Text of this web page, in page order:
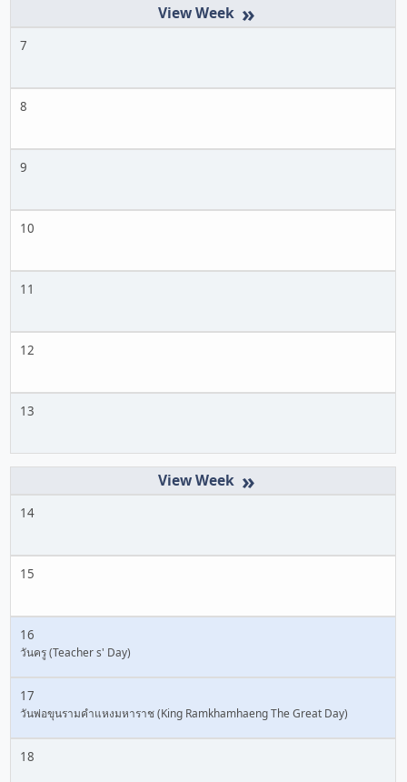
»
7
8
9
10
11
12
13
»
14
15
16
วันครู (Teacher s' Day)
17
วันพ่อขุนรามคำแหงมหาราช (King Ramkhamhaeng The Great Day)
18